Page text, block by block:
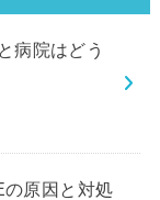
病院はどう
原因と対処